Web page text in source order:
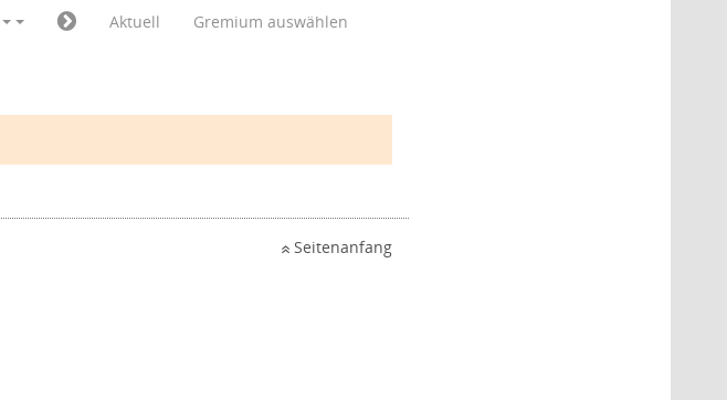
Aktuell Gremium auswählen
Seitenanfang